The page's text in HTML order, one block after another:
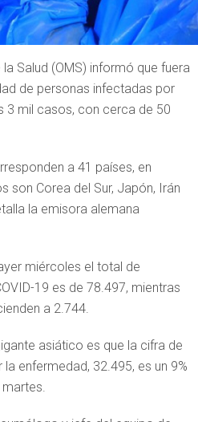
Salud (OMS) informó que fuera
de personas infectadas por
3 mil casos, con cerca de 50
a 41 países, en
son Corea del Sur, Japón, Irán
la emisora alemana
miércoles el total de
19 es de 78.497, mientras
a 2.744.
asiático es que la cifra de
enfermedad, 32.495, es un 9%